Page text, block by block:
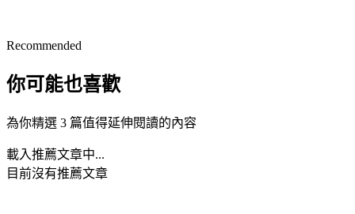
Recommended
你可能也喜歡
為你精選 3 篇值得延伸閱讀的內容
載入推薦文章中...
目前沒有推薦文章